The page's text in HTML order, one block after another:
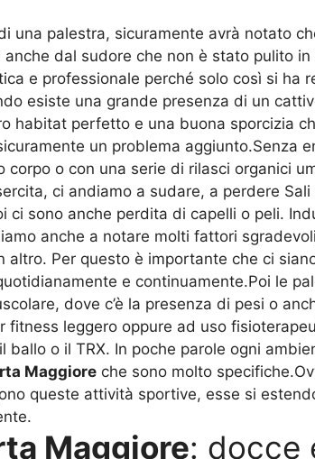
una palestra, sicuramente avrà notato
dal sudore che non è stato pulito
e professionale perché solo così si ha
esiste una grande presenza di un
habitat perfetto e una buona sporcizia
un problema aggiunto.Senza
o con una serie di rilasci organici
ci andiamo a sudare, a perdere
ci sono anche perdita di capelli o peli.
anche a notare molti fattori
altro. Per questo è importante che ci
e continuamente.Poi le
dove c’è la presenza di pesi o
leggero oppure ad uso
o il TRX. In poche parole ogni
Maggiore che sono molto
queste attività sportive, esse si
Maggiore: docce